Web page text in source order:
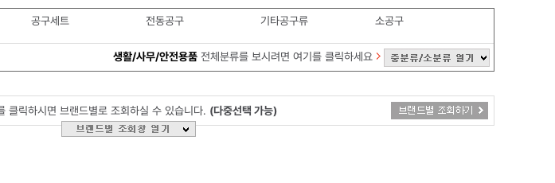
공구세트 전동공구 기타공구류
소공구
생활/사무/안전용품전체분류를 보시려면 여기를 클릭하세요
클릭하시면 브랜드별로 조회하실 수 있습니다. (다중선택 가능)